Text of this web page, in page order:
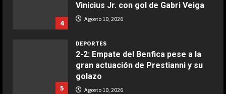
COCINA
Buñuelos de alcachofas
COCINA
Ternera guisada con senderuelas
4
Vinicius Jr. con gol de Gabri Veiga
Agosto 10, 2026
5
DEPORTES
2-2: Empate del Benfica pese a la
gran actuación de Prestianni y su
golazo
Agosto 10, 2026